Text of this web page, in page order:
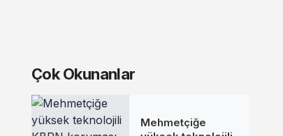
Çok Okunanlar
Mehmetçiğe